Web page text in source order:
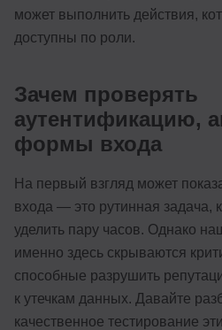
может выполнить действия,
доступны по роли.
Зачем проверять
аутентификацию,
формы входа
На первый взгляд может
входа — это рутинная задача,
уделить пару часов. Однако
именно здесь скрываются
способные разрушить
к утечкам данных. Давайте
качественное тестирование